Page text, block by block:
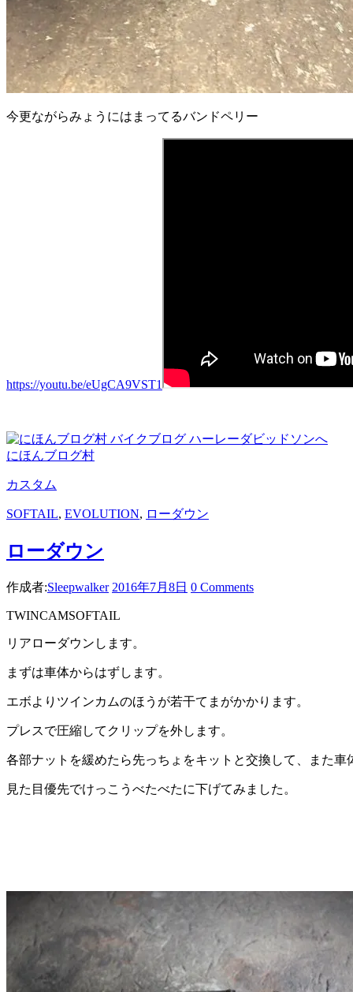
今更ながらみょうにはまってるバンドペリー
https://youtu.be/eUgCA9VST1
にほんブログ村
カスタム
SOFTAIL, EVOLUTION, ローダウン
ローダウン
作成者:Sleepwalker 2016年7月8日 0 Comments
TWINCAMSOFTAIL
リアローダウンします。
まずは車体からはずします。
エボよりツインカムのほうが若干てまがかかります。
プレスで圧縮してクリップを外します。
各部ナットを緩めたら先っちょをキットと交換して、また車
見た目優先でけっこうべたべたに下げてみました。